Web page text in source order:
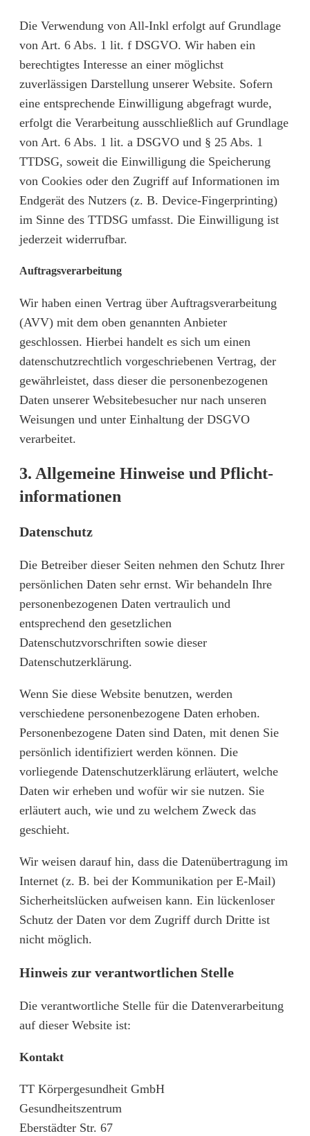
Die Verwendung von All-Inkl erfolgt auf Grundlage
von Art. 6 Abs. 1 lit. f DSGVO. Wir haben ein
berechtigtes Interesse an einer möglichst
zuverlässigen Darstellung unserer Website. Sofern
eine entsprechende Einwilligung abgefragt wurde,
erfolgt die Verarbeitung ausschließlich auf Grundlage
von Art. 6 Abs. 1 lit. a DSGVO und § 25 Abs. 1
TTDSG, soweit die Einwilligung die Speicherung
von Cookies oder den Zugriff auf Informationen im
Endgerät des Nutzers (z. B. Device-Fingerprinting)
im Sinne des TTDSG umfasst. Die Einwilligung ist
jederzeit widerrufbar.
Auftragsverarbeitung
Wir haben einen Vertrag über Auftragsverarbeitung
(AVV) mit dem oben genannten Anbieter
geschlossen. Hierbei handelt es sich um einen
datenschutzrechtlich vorgeschriebenen Vertrag, der
gewährleistet, dass dieser die personenbezogenen
Daten unserer Websitebesucher nur nach unseren
Weisungen und unter Einhaltung der DSGVO
verarbeitet.
3. Allgemeine Hinweise und Pflicht­
informationen
Datenschutz
Die Betreiber dieser Seiten nehmen den Schutz Ihrer
persönlichen Daten sehr ernst. Wir behandeln Ihre
personenbezogenen Daten vertraulich und
entsprechend den gesetzlichen
Datenschutzvorschriften sowie dieser
Datenschutzerklärung.
Wenn Sie diese Website benutzen, werden
verschiedene personenbezogene Daten erhoben.
Personenbezogene Daten sind Daten, mit denen Sie
persönlich identifiziert werden können. Die
vorliegende Datenschutzerklärung erläutert, welche
Daten wir erheben und wofür wir sie nutzen. Sie
erläutert auch, wie und zu welchem Zweck das
geschieht.
Wir weisen darauf hin, dass die Datenübertragung im
Internet (z. B. bei der Kommunikation per E-Mail)
Sicherheitslücken aufweisen kann. Ein lückenloser
Schutz der Daten vor dem Zugriff durch Dritte ist
nicht möglich.
Hinweis zur verantwortlichen Stelle
Die verantwortliche Stelle für die Datenverarbeitung
auf dieser Website ist:
Kontakt
TT Körpergesundheit GmbH
Gesundheitszentrum
Eberstädter Str. 67